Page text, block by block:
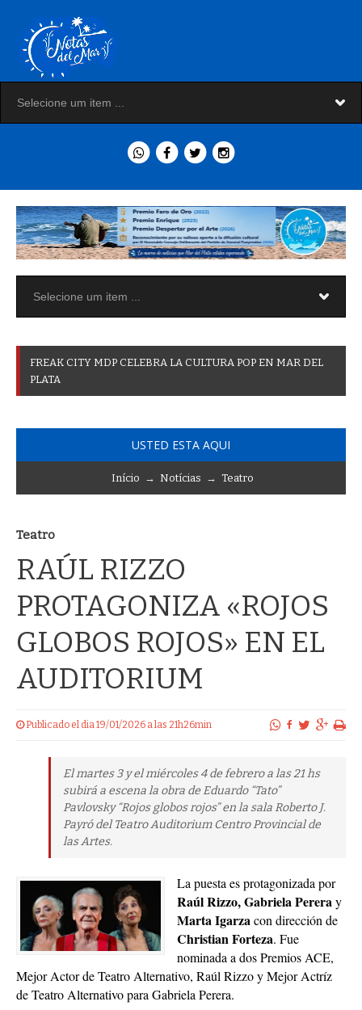
FREAK CITY MDP CELEBRA LA CULTURA POP EN MAR DEL
PLATA
USTED ESTA AQUI
Início → Notícias → Teatro
Teatro
RAÚL RIZZO
PROTAGONIZA «ROJOS
GLOBOS ROJOS» EN EL
AUDITORIUM
Publicado el dia 19/01/2026 a las 21h26min
El martes 3 y el miércoles 4 de febrero a las 21 hs
subirá a escena la obra de Eduardo “Tato”
Pavlovsky “Rojos globos rojos” en la sala Roberto J.
Payró del Teatro Auditorium Centro Provincial de
las Artes.
La puesta es protagonizada por
Raúl Rizzo, Gabriela Perera y
Marta Igarzacon dirección de
Christian Forteza. Fue
nominada a dos Premios ACE,
Mejor Actor de Teatro Alternativo, Raúl Rizzo y Mejor Actríz
de Teatro Alternativo para Gabriela Perera.